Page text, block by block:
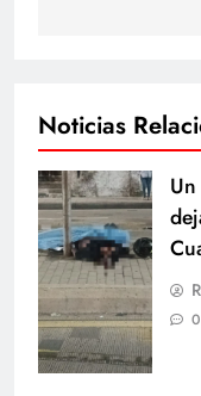
Noticias
0